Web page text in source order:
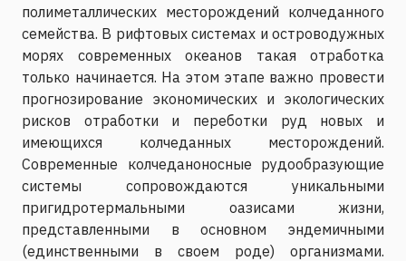
полиметаллических месторождений колчеданного
семейства. В рифтовых системах и островодужных
морях современных океанов такая отработка
только начинается. На этом этапе важно провести
прогнозирование экономических и экологических
рисков отработки и переботки руд новых и
имеющихся колчеданных месторождений.
Современные колчеданоносные рудообразующие
системы сопровождаются уникальными
пригидротермальными оазисами жизни,
представленными в основном эндемичными
(единственными в своем роде) организмами.